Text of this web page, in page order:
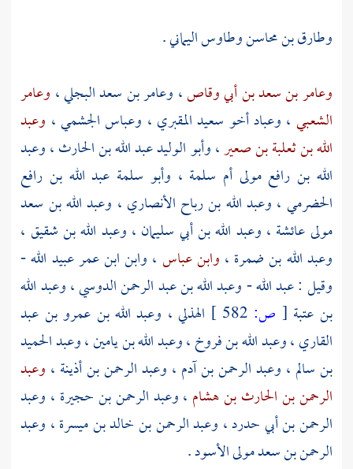
وطارق بن محاسنوطاوس اليماني.
وعامر بن سعد بن أبي وقاص، وعامر بن سعد البجلي، وعامر
الشعبي ، وعباد أخو سعيد المقبري ، وعباس الجشمي، وعبد
الله بن ثعلبة بن صعير،وأبو الوليد عبد الله بن الحارث،وعبد
الله بن رافع مولى أم سلمة ، وأبو سلمة عبد الله بن رافع
الحضرمي ، وعبد الله بن رباح الأنصاري ، وعبد الله بن سعد
مولى عائشة ، وعبد الله بن أبي سليمان ، وعبد الله بن شقيق ،
وعبد الله بن ضمرة ، وابن عباس ، وابن ابن عمر عبيد الله-
وقيل :عبد الله-وعبد الله بن عبد الرحمن الدوسي،وعبد الله
بن عتبة [ ص: الهذلي ، وعبد الله بن عمرو بن عبد
القاري،وعبد الله بن فروخ،وعبد الله بن يامين،وعبد الحميد
بن سالم ، وعبد الرحمن بن آدم ، وعبد الرحمن بن أذينة ، وعبد
الرحمن بن الحارث بن هشام ،وعبد الرحمن بن حجيرة ، وعبد
الرحمن بن أبي حدرد، وعبد الرحمن بن خالد بن ميسرة، وعبد
الرحمن بن سعد مولى الأسود.